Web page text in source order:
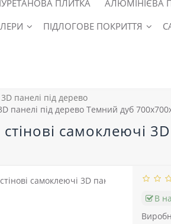
ПЛИТКА АЛЮМІНІЄВА
ПІДЛОГОВЕ ПОКРИТТЯ
панелі під дерево
панелі під дерево Темний дуб
самоклеючі
В